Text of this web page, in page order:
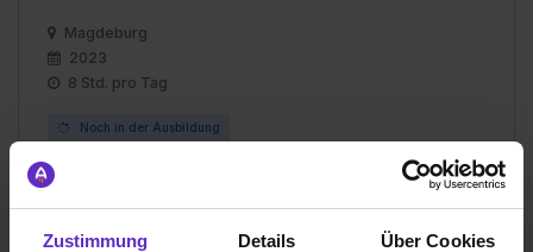
Zustimmung Details Über Cookies
Magdeburg
2023
8 Std. pro Tag
Noch in der Ausbildung